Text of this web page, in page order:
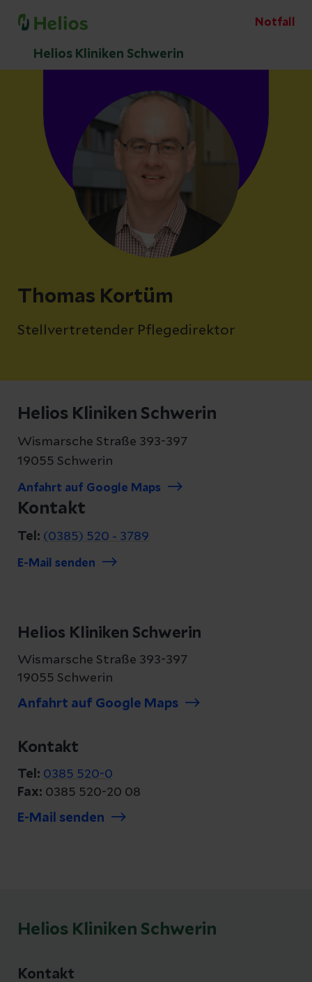
Notfall
Helios Kliniken Schwerin
Thomas Kortüm
Stellvertretender Pflegedirektor
Helios Kliniken Schwerin
Wismarsche Straße 393-397
19055 Schwerin
Anfahrt auf Google Maps
Kontakt
Tel: (0385) 520 - 3789
E-Mail senden
Helios Kliniken Schwerin
Wismarsche Straße 393-397
19055 Schwerin
Anfahrt auf Google Maps
Kontakt
Tel: 0385 520-0
Fax: 0385 520-20 08
E-Mail senden
Helios Kliniken Schwerin
Kontakt